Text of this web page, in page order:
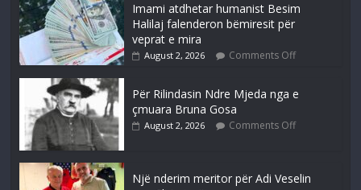
Imami atdhetar humanist Besim
Halilaj falenderon bëmiresit për
veprat e mira
August 2, 2026 Comments Off
Për Rilindasin Ndre Mjeda nga e
çmuara Bruna Gosa
August 2, 2026 Comments Off
Një nderim meritor për Adi Veselin